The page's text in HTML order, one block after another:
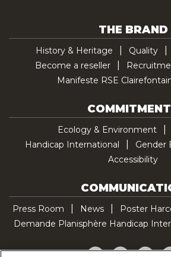
THE BRAND
History & Heritage Quality
Become a reseller
Manifeste RSE
Ecology & Environment
Handicap International
Gender
Accessibility
Press Room News
Poster
Demande Planisphère Handicap
Facebook
Twitter